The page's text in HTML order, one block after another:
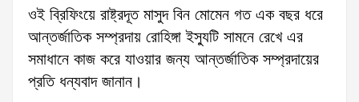
ওই ব্রিফিংয়ে রাষ্ট্রদূত মাসুদ বিন মোমেন গত এক বছর ধরে
আন্তর্জাতিক সম্প্রদায় রোহিঙ্গা ইস্যুটি সামনে রেখে এর
সমাধানে কাজ করে যাওয়ার জন্য আন্তর্জাতিক সম্প্রদায়ের
প্রতি ধন্যবাদ জানান।